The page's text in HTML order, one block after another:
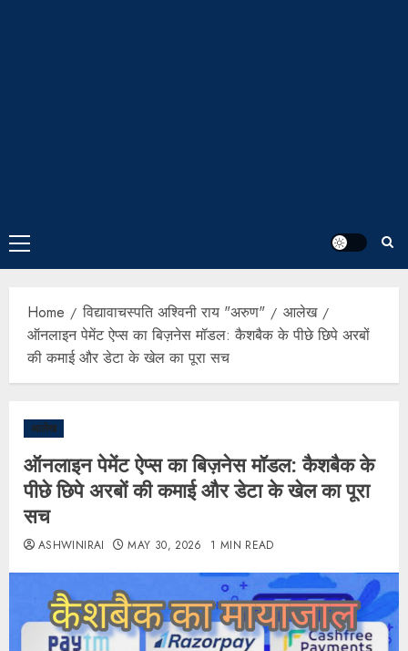
Home विद्यावाचस्पति अश्विनी राय "अरुण"
आलेख
ऑनलाइन पेमेंट ऐप्स का बिज़नेस मॉडल: कैशबैक के पीछे छिपे अरबों
की कमाई और डेटा के खेल का पूरा सच
आलेख
ऑनलाइन पेमेंट ऐप्स का बिज़नेस मॉडल: कैशबैक के
पीछे छिपे अरबों की कमाई और डेटा के खेल का पूरा
सच
ASHWINIRAI MAY 30, 2026 1 MIN READ